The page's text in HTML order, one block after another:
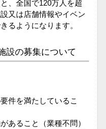
、全国で120万人を超
又は店舗情報やイベン
るようになります。
設の募集について
件を満たしているこ
あること（業種不問）